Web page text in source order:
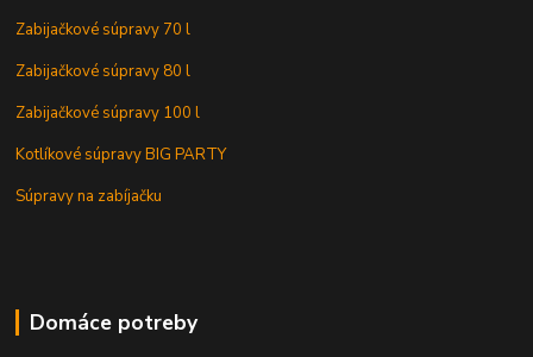
Zabijačkové súpravy 70 l
Zabijačkové súpravy 80 l
Zabijačkové súpravy 100 l
Kotlíkové súpravy BIG PARTY
Súpravy na zabíjačku
Domáce potreby